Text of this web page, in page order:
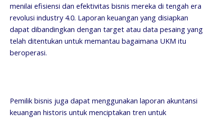
menilai efisiensi dan efektivitas bisnis mereka di tengah era
revolusi industry 4.0. Laporan keuangan yang disiapkan
dapat dibandingkan dengan target atau data pesaing yang
telah ditentukan untuk memantau bagaimana UKM itu
beroperasi.
Pemilik bisnis juga dapat menggunakan laporan akuntansi
keuangan historis untuk menciptakan tren untuk